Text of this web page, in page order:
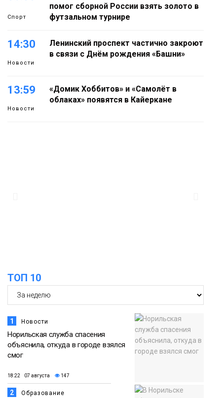
Спорт
помог сборной России взять золото в
футзальном турнире
14:30
Новости
Ленинский проспект частично закроют
в связи с Днём рождения «Башни»
13:59
Новости
«Домик Хоббитов» и «Самолёт в
облаках» появятся в Кайеркане
ТОП 10
1 Новости
Норильская служба спасения
объяснила, откуда в городе взялся
смог
18:22 07 августа 147
2 Образование